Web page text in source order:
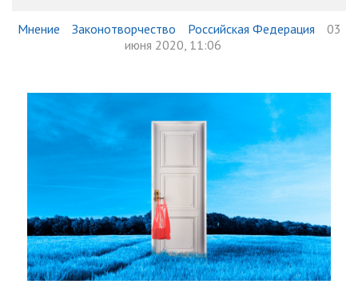
Мнение Законотворчество Российская Федерация
03
июня 2020, 11:06